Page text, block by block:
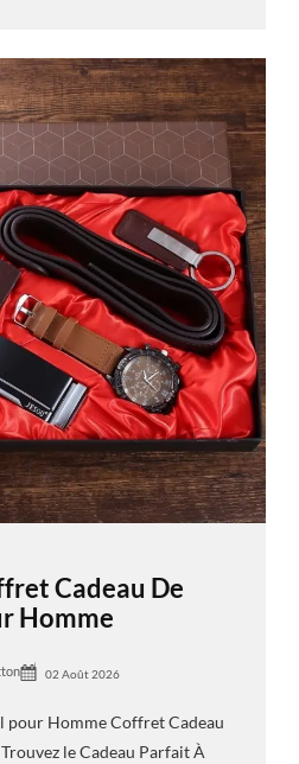
Cadeau De
Homme
02 Août 2026
pour Homme Coffret Cadeau
le Cadeau Parfait À